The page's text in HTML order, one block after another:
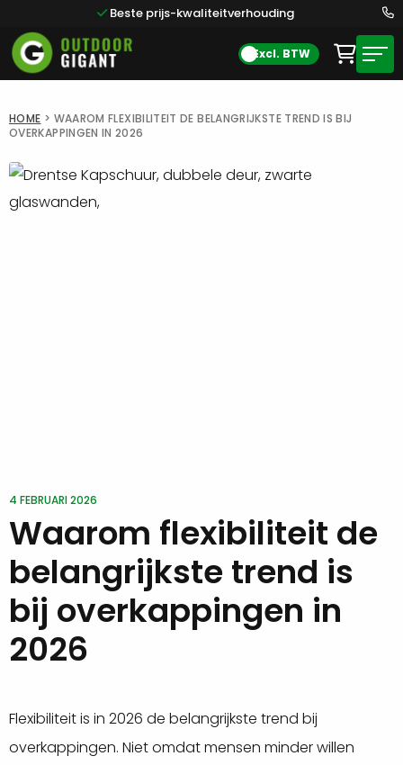
Beste prijs-kwaliteitverhouding
Excl. BTW
HOME > WAAROM FLEXIBILITEIT DE BELANGRIJKSTE TREND IS BIJ
OVERKAPPINGEN IN 2026
4 FEBRUARI 2026
Waarom flexibiliteit de
belangrijkste trend is
bij overkappingen in
2026
Flexibiliteit is in 2026 de belangrijkste trend bij
overkappingen. Niet omdat mensen minder willen